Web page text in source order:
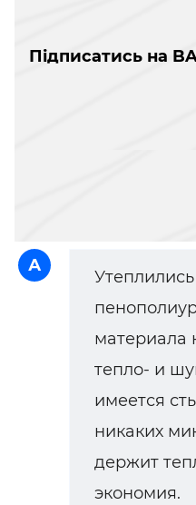
Підписатись на
А
Утеплились
материала
тепло- и
имеется
никаких
держит
экономия.